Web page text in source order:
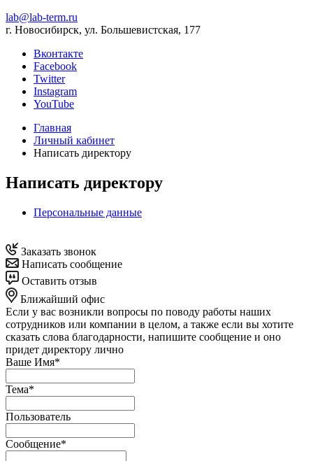
lab@lab-term.ru
г. Новосибирск, ул. Большевистская, 177
Вконтакте
Facebook
Twitter
Instagram
YouTube
Главная
Личный кабинет
Написать директору
Написать директору
Персональные данные
Заказать звонок
Написать сообщение
Оставить отзыв
Ближайший офис
Если у вас возникли вопросы по поводу работы наших
сотрудников или компании в целом, а также если вы хотите
сказать слова благодарности, напишите сообщение и оно
придет директору лично
Ваше Имя*
Тема*
Пользователь
Сообщение*